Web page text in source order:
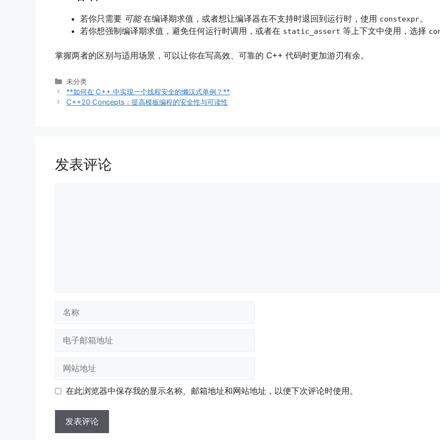
若你只需要 可能在编译期求值，或者想让编译器在不支持时退回到运行时，使用 constexpr。
若你想强制编译期求值，避免任何运行时调用，或者在 static_assert 等上下文中使用，选择
掌握两者的区别与适用场景，可以让你在写高效、可靠的 C++ 代码时更加游刃有余。
分
类
未分类
**如何在 C++ 中实现一个线程安全的懒汉式单例？**
C++20 Concepts：提高模板编程的安全性与可读性
发表评论
址
地 在此浏览器中保存我的显示名称、邮箱地址和网站地址，以便下次评论时使用。